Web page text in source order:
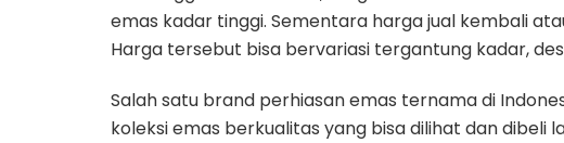
emas kadar tinggi. Sementara harga jual kembali
Harga tersebut bisa bervariasi tergantung kadar,
Salah satu brand perhiasan emas ternama di
koleksi emas berkualitas yang bisa dilihat dan dibeli